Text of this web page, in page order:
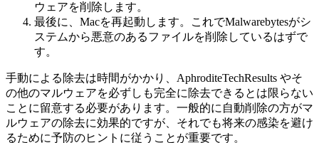
ウェアを削除します。
最後に、Macを再起動します。これでMalwarebytesがシ
ステムから悪意のあるファイルを削除しているはずで
す。
手動による除去は時間がかかり、AphroditeTechResults やそ
の他のマルウェアを必ずしも完全に除去できるとは限らない
ことに留意する必要があります。一般的に自動削除の方がマ
ルウェアの除去に効果的ですが、それでも将来の感染を避け
るために予防のヒントに従うことが重要です。